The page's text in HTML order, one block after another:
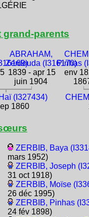
grand-parents
ABRAHAM,
Zerdouda (I316170)
1839 - apr 15
juin 1904
Pinhas
env
(I327434)
1860
ZERBIB, Baya
mars 1952)
ZERBIB, Joseph
31 oct 1918)
ZERBIB, Moïse
26 déc 1995)
ZERBIB, Pinhas
24 fév 1898)